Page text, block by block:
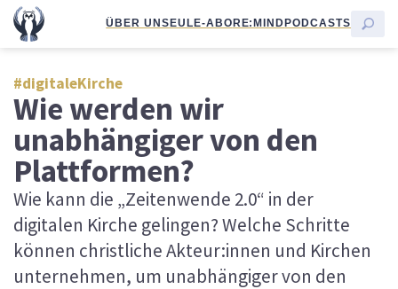
ÜBER UNSEULE-ABORE:MINDPODCASTS
#digitaleKirche
Wie werden wir
unabhängiger von den
Plattformen?
Wie kann die „Zeitenwende 2.0“ in der
digitalen Kirche gelingen? Welche Schritte
können christliche Akteur:innen und Kirchen
unternehmen, um unabhängiger von den